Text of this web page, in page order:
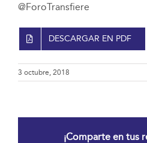
@ForoTransfiere
DESCARGAR EN PDF
3 octubre, 2018
¡Comparte en tus